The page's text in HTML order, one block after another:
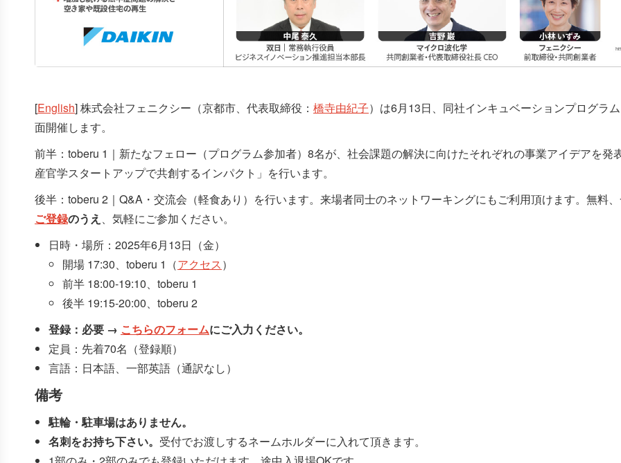
[English] 株式会社フェニクシー（京都市、代表取締役： 橋寺由紀子）は6月13日、同社インキュベーションプログラ
面開催します。
前半：toberu 1｜新たなフェロー（プログラム参加者）8名が、社会課題の解決に向けたそれぞれの事業アイデアを
産官学スタートアップで共創するインパクト」を行います。
後半：toberu 2｜Q&A・交流会（軽食あり）を行います。来場者同士のネットワーキングにもご利用頂けます。無料
ご登録のうえ 、気軽にご参加ください。
日時・場所：2025年6月13日（金）
開場 17:30、toberu 1（アクセス）
前半 18:00-19:10、toberu 1
後半 19:15-20:00、toberu 2
登録：必要 → こちらのフォームにご入力ください。
定員：先着70名（登録順）
言語：日本語、一部英語（通訳なし）
備考
駐輪・駐車場はありません。
名刺をお持ち下さい。 受付でお渡しするネームホルダーに入れて頂きます。